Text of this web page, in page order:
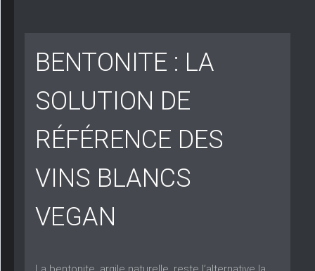
BENTONITE : LA
SOLUTION DE
RÉFÉRENCE DES
VINS BLANCS
VEGAN